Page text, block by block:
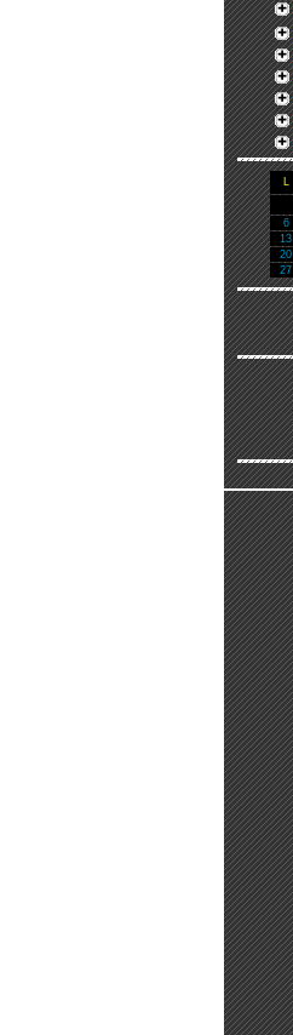
L
6
13
20
27